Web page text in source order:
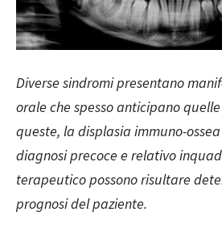
Diverse sindromi presentano
orale che spesso anticipano
queste, la displasia immuno-
diagnosi precoce e relativo
terapeutico possono risultare
prognosi del paziente.